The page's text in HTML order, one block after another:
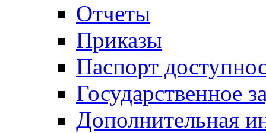
Отчеты
Приказы
Паспорт
Государственное
Дополнительная